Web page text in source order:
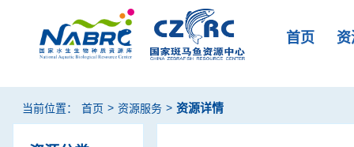
首页
当前位置： 首页 > 资源服务 > 资源详情